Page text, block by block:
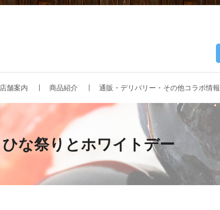
店舗案内 商品紹介 通販・デリバリー・その他コラボ情報
ひな祭りとホワイトデー